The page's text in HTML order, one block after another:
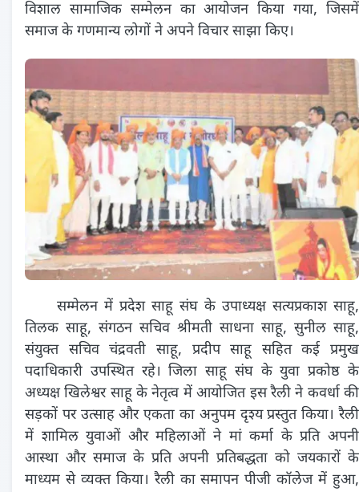
विशाल सामाजिक सम्मेलन का आयोजन किया गया, जिसमें
समाज के गणमान्य लोगों ने अपने विचार साझा किए।
सम्मेलन में प्रदेश साहू संघ के उपाध्यक्ष सत्यप्रकाश साहू,
तिलक साहू, संगठन सचिव श्रीमती साधना साहू, सुनील साहू,
संयुक्त सचिव चंद्रवती साहू, प्रदीप साहू सहित कई प्रमुख
पदाधिकारी उपस्थित रहे। जिला साहू संघ के युवा प्रकोष्ठ के
अध्यक्ष खिलेश्वर साहू के नेतृत्व में आयोजित इस रैली ने कवर्धा की
सड़कों पर उत्साह और एकता का अनुपम दृश्य प्रस्तुत किया। रैली
में शामिल युवाओं और महिलाओं ने मां कर्मा के प्रति अपनी
आस्था और समाज के प्रति अपनी प्रतिबद्धता को जयकारों के
माध्यम से व्यक्त किया। रैली का समापन पीजी कॉलेज में हुआ,